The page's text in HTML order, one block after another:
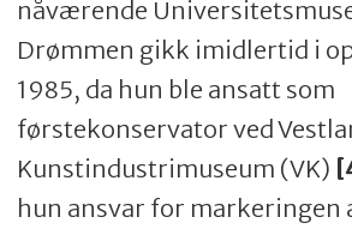
nåværende
Drømmen gikk imidlertid i
1985, da hun ble ansatt som
førstekonservator ved
Kunstindustrimuseum (VK)
hun ansvar for markeringen